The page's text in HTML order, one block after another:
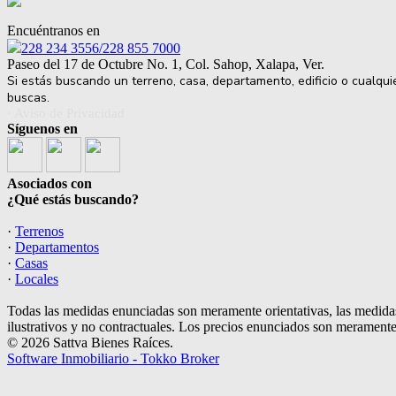
Encuéntranos en
228 234 3556/228 855 7000
Paseo del 17 de Octubre No. 1, Col. Sahop, Xalapa, Ver.
Si estás buscando un terreno, casa, departamento, edificio o
buscas.
Síguenos en
Asociados con
¿Qué estás buscando?
· Terrenos
· Departamentos
· Casas
· Locales
Todas las medidas enunciadas son meramente orientativas, las
ilustrativos y no contractuales. Los precios enunciados son
© 2026 Sattva Bienes Raíces.
Software Inmobiliario - Tokko Broker